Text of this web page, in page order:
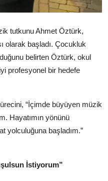
tutkunu Ahmet Öztürk,
olarak başladı. Çocukluk
belirten Öztürk, okul
profesyonel bir hedefe
“İçimde büyüyen müzik
Hayatımın yönünü
yolculuğuna başladım.”
İstiyorum”